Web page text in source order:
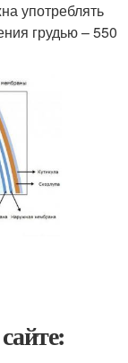
употреблять
грудью – 550